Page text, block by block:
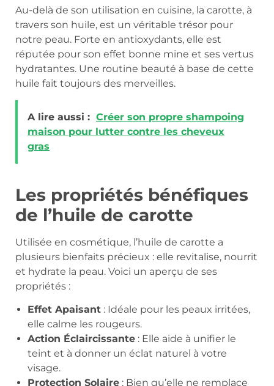
Au-delà de son utilisation en cuisine, la carotte, à
travers son huile, est un véritable trésor pour
notre peau. Forte en antioxydants, elle est
réputée pour son effet bonne mine et ses vertus
hydratantes. Une routine beauté à base de cette
huile fait toujours des merveilles.
A lire aussi : Créer son propre shampoing
maison pour lutter contre les cheveux
gras
Les propriétés bénéfiques
de l’huile de carotte
Utilisée en cosmétique, l’huile de carotte a
plusieurs bienfaits précieux : elle revitalise, nourrit
et hydrate la peau. Voici un aperçu de ses
propriétés :
Effet Apaisant : Idéale pour les peaux irritées,
elle calme les rougeurs.
Action Éclaircissante : Elle aide à unifier le
teint et à donner un éclat naturel à votre
visage.
Protection Solaire : Bien qu’elle ne remplace